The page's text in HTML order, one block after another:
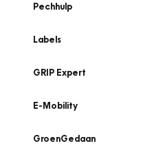
Pechhulp
Labels
GRIP Expert
E-Mobility
GroenGedaan